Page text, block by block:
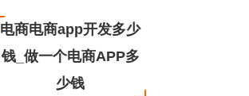
电商电商app开发多少
钱_做一个电商APP多
少钱